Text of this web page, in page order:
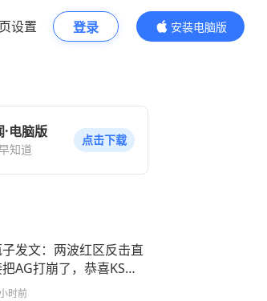
设置 登录
安装电脑版
内容更精彩
电脑版
知道
点击下载
发文：两波红区反击直
AG打崩了，恭喜KS
！！
时前